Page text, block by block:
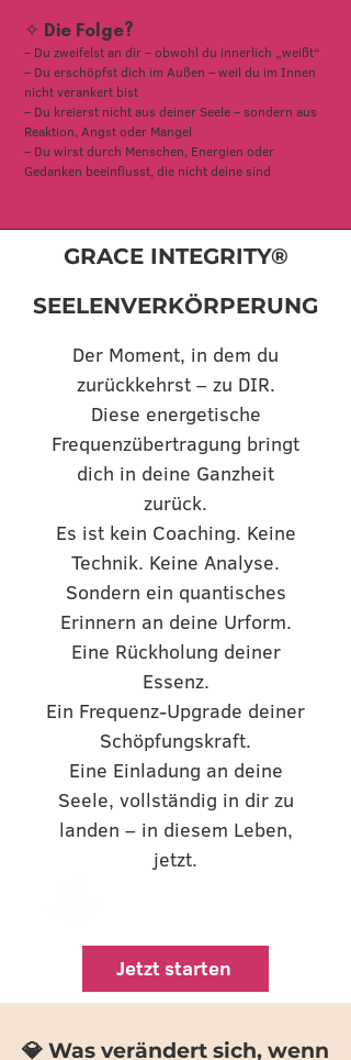
✧ Die Folge?
– Du zweifelst an dir – obwohl du innerlich „weißt“
– Du erschöpfst dich im Außen – weil du im Innen
nicht verankert bist
– Du kreierst nicht aus deiner Seele – sondern aus
Reaktion, Angst oder Mangel
– Du wirst durch Menschen, Energien oder
Gedanken beeinflusst, die nicht deine sind​
GRACE INTEGRITY®
SEELENVERKÖRPERUNG
Der Moment, in dem du
zurückkehrst – zu DIR.
Diese energetische
Frequenzübertragung bringt
dich in deine Ganzheit
zurück.
Es ist kein Coaching. Keine
Technik. Keine Analyse.
Sondern ein quantisches
Erinnern an deine Urform.
Eine Rückholung deiner
Essenz.
Ein Frequenz-Upgrade deiner
Schöpfungskraft.
Eine Einladung an deine
Seele, vollständig in dir zu
landen – in diesem Leben,
jetzt.
Jetzt starten
💎 Was verändert sich, wenn